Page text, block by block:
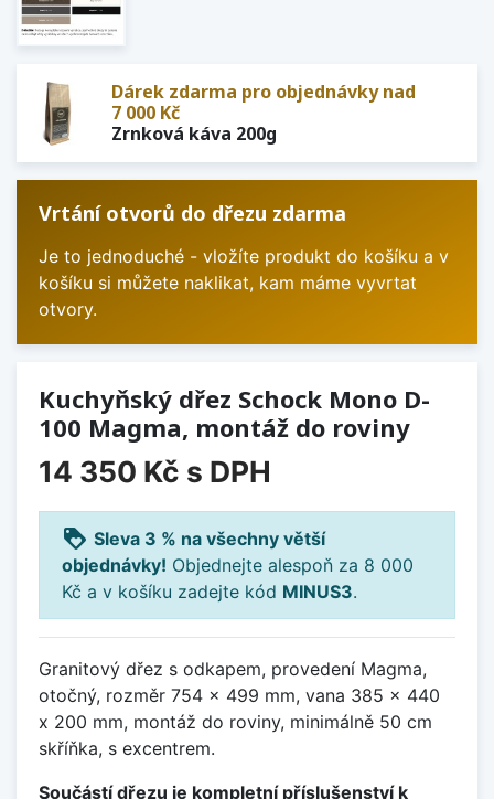
Dárek zdarma pro objednávky nad
7 000 Kč
Zrnková káva 200g
Vrtání otvorů do dřezu zdarma
Je to jednoduché - vložíte produkt do košíku a v
košíku si můžete naklikat, kam máme vyvrtat
otvory.
Kuchyňský dřez Schock Mono D-
100 Magma, montáž do roviny
14 350 Kč s DPH
loyalty Sleva 3 % na všechny větší
objednávky! Objednejte alespoň za 8 000
Kč a v košíku zadejte kód MINUS3.
Granitový dřez s odkapem, provedení Magma,
otočný, rozměr 754 x 499 mm, vana 385 x 440
x 200 mm, montáž do roviny, minimálně 50 cm
skříňka, s excentrem.
Součástí dřezu je kompletní příslušenství k